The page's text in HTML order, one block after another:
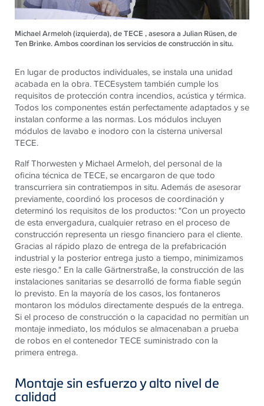
Michael Armeloh (izquierda), de TECE , asesora a Julian Rüsen, de
Ten Brinke. Ambos coordinan los servicios de construcción in situ.
En lugar de productos individuales, se instala una unidad
acabada en la obra. TECEsystem también cumple los
requisitos de protección contra incendios, acústica y térmica.
Todos los componentes están perfectamente adaptados y se
instalan conforme a las normas. Los módulos incluyen
módulos de lavabo e inodoro con la cisterna universal
TECE.
Ralf Thorwesten y Michael Armeloh, del personal de la
oficina técnica de TECE, se encargaron de que todo
transcurriera sin contratiempos in situ. Además de asesorar
previamente, coordinó los procesos de coordinación y
determinó los requisitos de los productos: "Con un proyecto
de esta envergadura, cualquier retraso en el proceso de
construcción representa un riesgo financiero para el cliente.
Gracias al rápido plazo de entrega de la prefabricación
industrial y la posterior entrega justo a tiempo, minimizamos
este riesgo." En la calle Gärtnerstraße, la construcción de las
instalaciones sanitarias se desarrolló de forma fiable según
lo previsto. En la mayoría de los casos, los fontaneros
montaron los módulos directamente después de la entrega.
Si el proceso de construcción o la capacidad no permitían un
montaje inmediato, los módulos se almacenaban a prueba
de robos en el contenedor TECE suministrado con la
primera entrega.
Montaje sin esfuerzo y alto nivel de
calidad